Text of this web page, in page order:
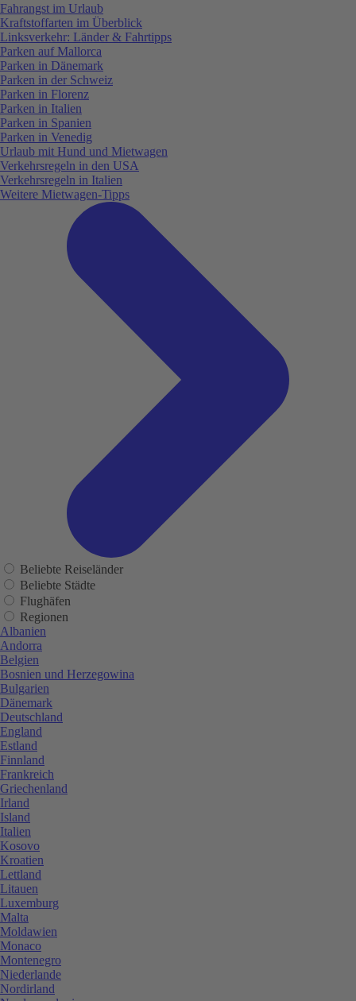
Fahrangst im Urlaub
Kraftstoffarten im Überblick
Linksverkehr: Länder & Fahrtipps
Parken auf Mallorca
Parken in Dänemark
Parken in der Schweiz
Parken in Florenz
Parken in Italien
Parken in Spanien
Parken in Venedig
Urlaub mit Hund und Mietwagen
Verkehrsregeln in den USA
Verkehrsregeln in Italien
Weitere Mietwagen-Tipps
Beliebte Reiseländer
Beliebte Städte
Flughäfen
Regionen
Albanien
Andorra
Belgien
Bosnien und Herzegowina
Bulgarien
Dänemark
Deutschland
England
Estland
Finnland
Frankreich
Griechenland
Irland
Island
Italien
Kosovo
Kroatien
Lettland
Litauen
Luxemburg
Malta
Moldawien
Monaco
Montenegro
Niederlande
Nordirland